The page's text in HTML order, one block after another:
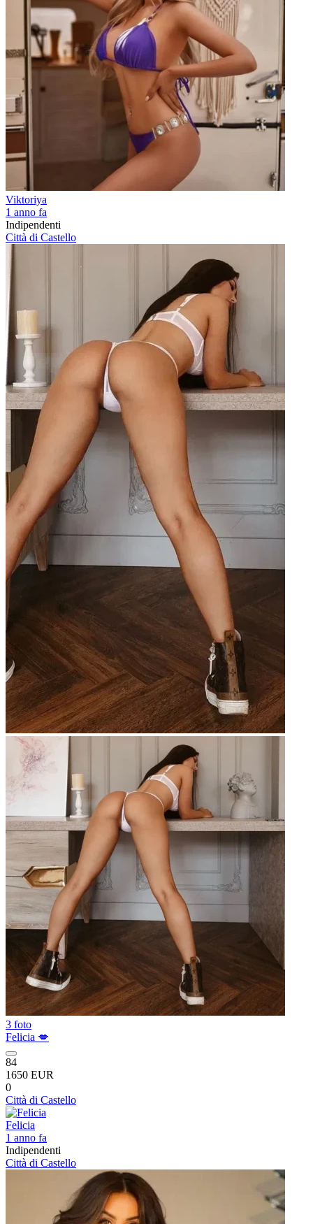
Viktoriya
1 anno fa
Indipendenti
Città di Castello
3 foto
Felicia 💋
84
1650 EUR
0
Città di Castello
Felicia
1 anno fa
Indipendenti
Città di Castello